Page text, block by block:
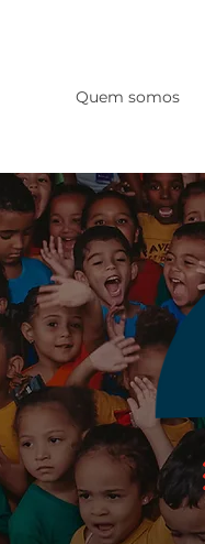
Quem somos